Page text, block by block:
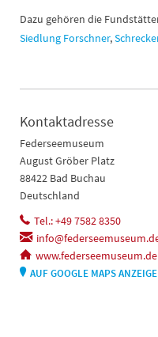
Dazu gehören die
Siedlung Forschner,
Kontaktadresse
Federseemuseum
August Gröber Platz
88422 Bad Buchau
Deutschland
Tel.: +49 7582 8350
www.federseemuseum.de
AUF GOOGLE MAPS